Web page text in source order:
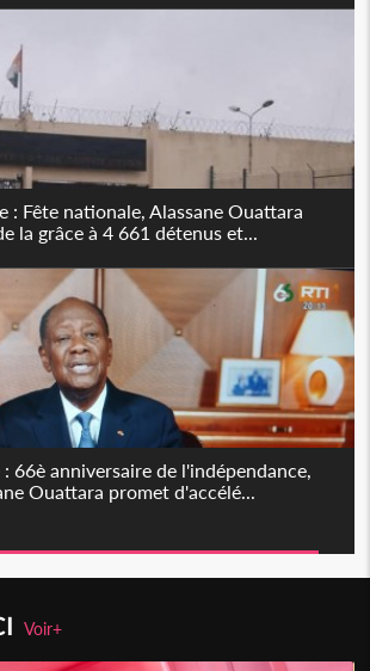
: Fête nationale, Alassane Ouattara
la grâce à 4 661 détenus et...
66è anniversaire de l'indépendance,
Ouattara promet d'accélé...
Voir+